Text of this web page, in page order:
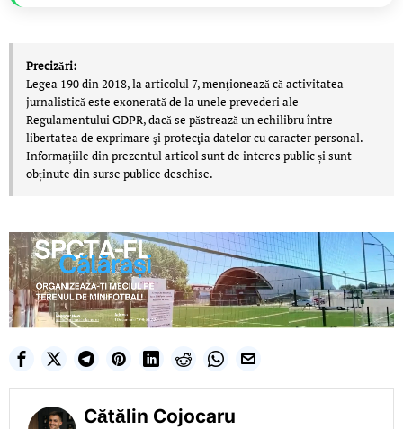
Precizări:
Legea 190 din 2018, la articolul 7, menţionează că activitatea
jurnalistică este exonerată de la unele prevederi ale
Regulamentului GDPR, dacă se păstrează un echilibru între
libertatea de exprimare şi protecţia datelor cu caracter personal.
Informațiile din prezentul articol sunt de interes public și sunt
obținute din surse publice deschise.
Cătălin Cojocaru